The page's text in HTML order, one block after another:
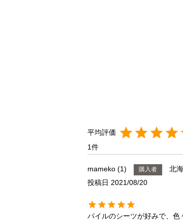
1
mameko 1 購入者 北
投稿日 2021/08/20
パイルのシーツが好みで、色